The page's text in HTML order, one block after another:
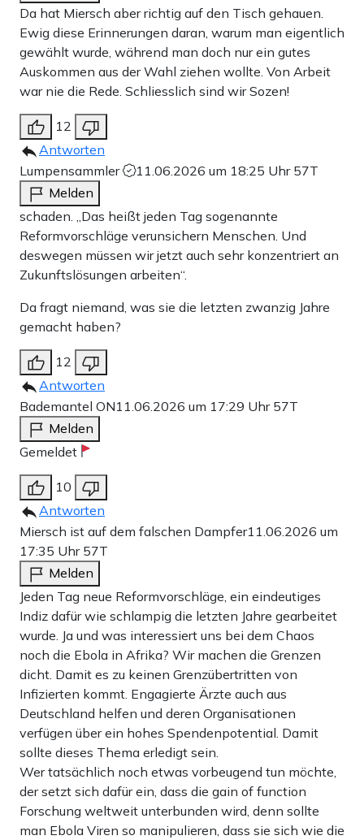
Da hat Miersch aber richtig auf den Tisch gehauen.
Ewig diese Erinnerungen daran, warum man eigentlich
gewählt wurde, während man doch nur ein gutes
Auskommen aus der Wahl ziehen wollte. Von Arbeit
war nie die Rede. Schliesslich sind wir Sozen!
12
Antworten
Lumpensammler
11.06.2026 um 18:25 Uhr 57T
Melden
schaden. „Das heißt jeden Tag sogenannte
Reformvorschläge verunsichern Menschen. Und
deswegen müssen wir jetzt auch sehr konzentriert an
Zukunftslösungen arbeiten“.
Da fragt niemand, was sie die letzten zwanzig Jahre
gemacht haben?
12
Antworten
Bademantel ON11.06.2026 um 17:29 Uhr 57T
Melden
Gemeldet
10
Antworten
Miersch ist auf dem falschen Dampfer11.06.2026 um
17:35 Uhr 57T
Melden
Jeden Tag neue Reformvorschläge, ein eindeutiges
Indiz dafür wie schlampig die letzten Jahre gearbeitet
wurde. Ja und was interessiert uns bei dem Chaos
noch die Ebola in Afrika? Wir machen die Grenzen
dicht. Damit es zu keinen Grenzübertritten von
Infizierten kommt. Engagierte Ärzte auch aus
Deutschland helfen und deren Organisationen
verfügen über ein hohes Spendenpotential. Damit
sollte dieses Thema erledigt sein.
Wer tatsächlich noch etwas vorbeugend tun möchte,
der setzt sich dafür ein, dass die gain of function
Forschung weltweit unterbunden wird, denn sollte
man Ebola Viren so manipulieren, dass sie sich wie die